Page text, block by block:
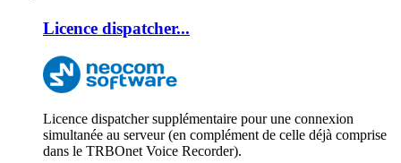
Licence dispatcher...
Licence dispatcher supplémentaire pour une connexion
simultanée au serveur (en complément de celle déjà comprise
dans le TRBOnet Voice Recorder).